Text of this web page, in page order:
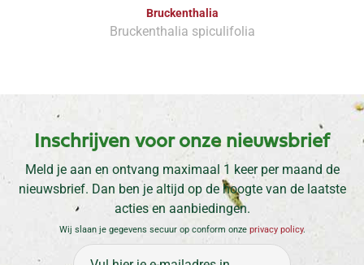
Bruckenthalia
Bruckenthalia spiculifolia
Inschrijven voor onze nieuwsbrief
Meld je aan en ontvang maximaal 1 keer per maand de
nieuwsbrief. Dan ben je altijd op de hoogte van de laatste
acties en aanbiedingen.
Wij slaan je gegevens secuur op conform onze privacy policy.